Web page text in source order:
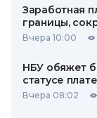
Заработная
границы,
Вчера 10:00
НБУ обяжет
статусе
Вчера 08:02